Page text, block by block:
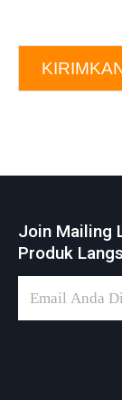
Join Mailing
Produk